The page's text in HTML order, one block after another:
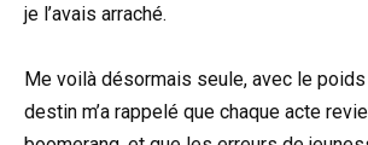
je l’avais arraché.
Me voilà désormais seule, avec le
destin m’a rappelé que chaque acte